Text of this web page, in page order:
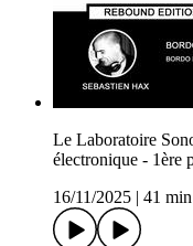
Le Laboratoire
électronique - 1ère
16/11/2025
41 min